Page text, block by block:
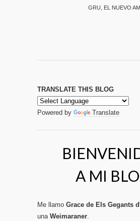
GRU, EL NUEVO
TRANSLATE THIS BLOG
Powered by Translate
A MI
Me llamo Grace de Els Gegants
una Weimaraner.